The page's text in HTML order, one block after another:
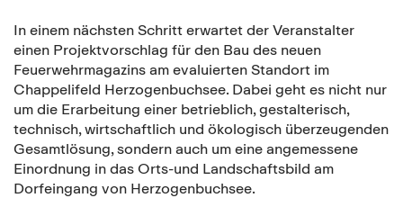
In einem nächsten Schritt erwartet der Veranstalter
einen Projektvorschlag für den Bau des neuen
Feuerwehrmagazins am evaluierten Standort im
Chappelifeld Herzogenbuchsee. Dabei geht es nicht nur
um die Erarbeitung einer betrieblich, gestalterisch,
technisch, wirtschaftlich und ökologisch überzeugenden
Gesamtlösung, sondern auch um eine angemessene
Einordnung in das Orts-und Landschaftsbild am
Dorfeingang von Herzogenbuchsee.